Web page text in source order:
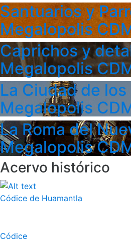
Santuarios y
Megalopolis
Caprichos y
Megalopolis
La Ciudad de los
Megalopolis
La Roma del
Megalopolis
Acervo histórico
Códice de Huamantla
Códice